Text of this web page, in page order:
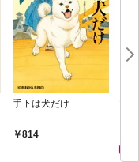
手下は犬だけ
814